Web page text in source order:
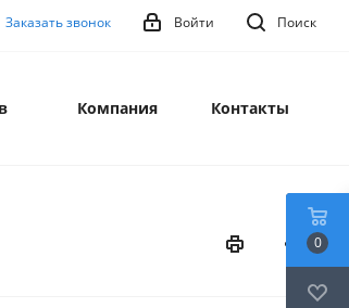
Поиск
Войти
Заказать звонок
Компания Контакты
0